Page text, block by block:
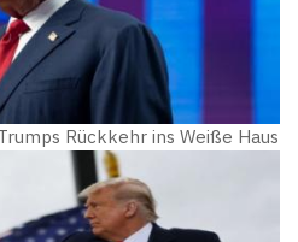
Rückkehr ins Weiße Haus